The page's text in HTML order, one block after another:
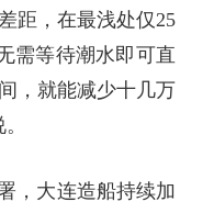
距，在最浅处仅25
需等待潮水即可直
，就能减少十几万
大连造船持续加